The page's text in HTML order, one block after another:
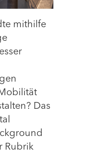
mithilfe
Das
Rubrik